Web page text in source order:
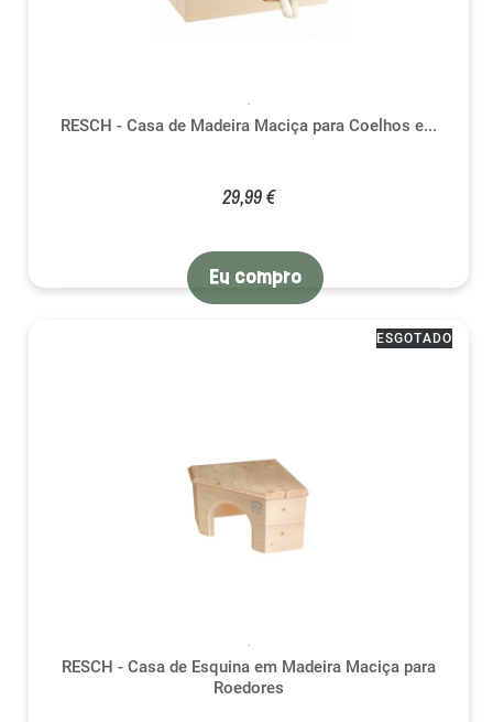
RESCH - Casa de Madeira Maciça para Coelhos e...
29,99 €
Eu compro
RESCH - Casa de Esquina em Madeira Maciça para
Roedores
ESGOTADO